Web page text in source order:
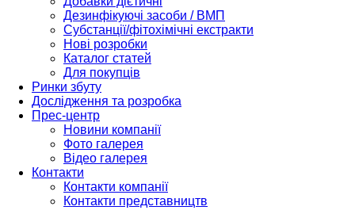
Дезинфікуючі засоби / ВМП
Субстанції/фітохімічні екстракти
Нові розробки
Каталог статей
Для покупців
Ринки збуту
Дослідження та розробка
Прес-центр
Новини компанії
Фото галерея
Відео галерея
Контакти
Контакти компанії
Контакти представництв